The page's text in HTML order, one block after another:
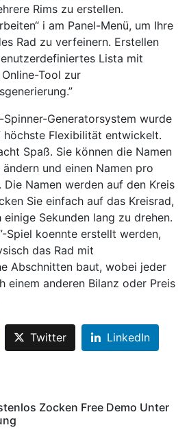
Rims zu erstellen.
i am Panel-Menü, um Ihre
Rad zu verfeinern. Erstellen
Lista mit
Tool zur
Spinner-Generatorsystem wurde
höchste Flexibilität entwickelt.
Spaß. Sie können die Namen
und einen Namen pro
Die Namen werden auf den Kreis
Sie einfach auf das Kreisrad,
Sekunden lang zu drehen.
Spiel koennte erstellt werden,
das Rad mit
Abschnitten baut, wobei jeder
einem anderen Bilanz oder Preis
Twitter LinkedIn
Zocken Free Demo Unter